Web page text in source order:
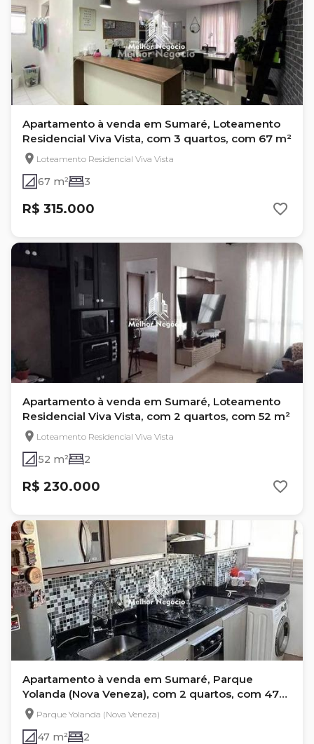
Apartamento à venda em Sumaré, Loteamento
Residencial Viva Vista, com 3 quartos, com 67 m²
Loteamento Residencial Viva Vista
67 m² 3
R$ 315.000
Apartamento à venda em Sumaré, Loteamento
Residencial Viva Vista, com 2 quartos, com 52 m²
Loteamento Residencial Viva Vista
52 m² 2
R$ 230.000
Apartamento à venda em Sumaré, Parque
Yolanda (Nova Veneza), com 2 quartos, com 47
m²Parque Yolanda (Nova Veneza)
47 m² 2